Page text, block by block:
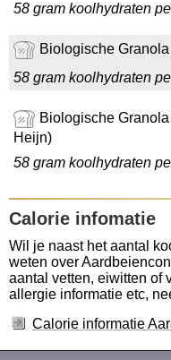
58 gram koolhydraten
Biologische
58 gram koolhydraten
Biologische
Heijn)
58 gram koolhydraten
Calorie infomatie
Wil je naast het aantal
weten over
aantal vetten, eiwitten of
allergie informatie etc,
Calorie informatie